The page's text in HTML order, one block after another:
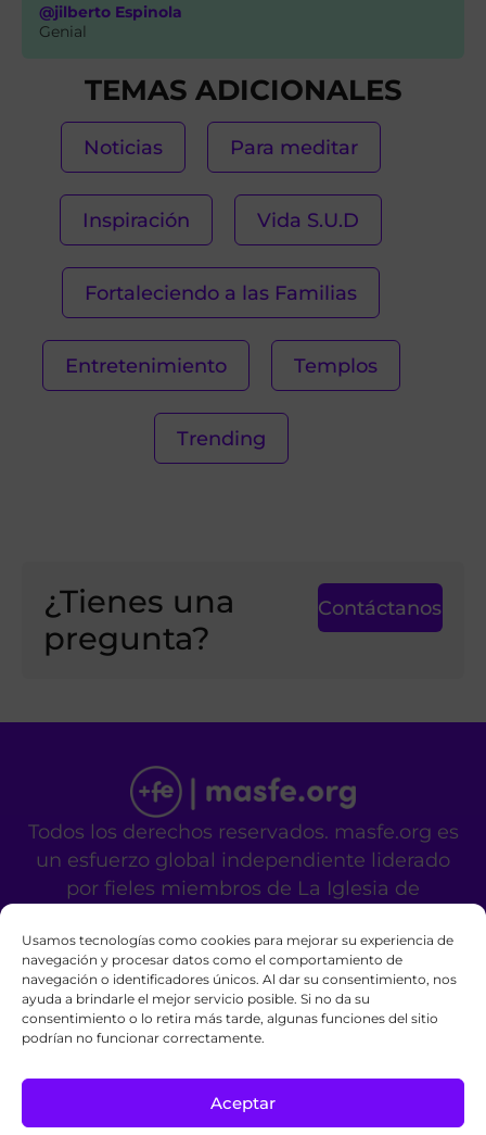
Usamos tecnologías como cookies para mejorar su experiencia de
navegación y procesar datos como el comportamiento de
navegación o identificadores únicos. Al dar su consentimiento, nos
ayuda a brindarle el mejor servicio posible. Si no da su
consentimiento o lo retira más tarde, algunas funciones del sitio
podrían no funcionar correctamente.
Aceptar
@jilberto Espinola
Genial
TEMAS ADICIONALES
Noticias Para meditar
Inspiración Vida S.U.D
Fortaleciendo a las Familias
Entretenimiento Templos
Trending
¿Tienes una
pregunta?
Contáctanos
Todos los derechos reservados. masfe.org es
un esfuerzo global independiente liderado
por fieles miembros de La Iglesia de
No es un sitio oficial de la mencionada
organización religiosa.
Contáctanos Privacy Policy Cookie Policy